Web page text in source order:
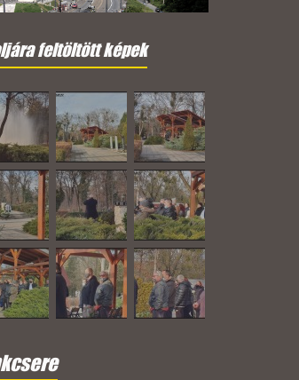
feltöltött képek